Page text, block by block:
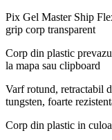
Pix Gel Master Ship
grip corp transparent
Corp din plastic
la mapa sau clipboard
Varf rotund, retractabil
tungsten, foarte
Corp din plastic in